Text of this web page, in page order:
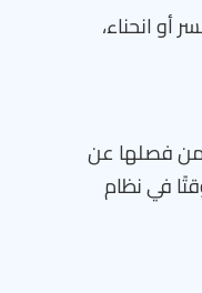
أو انحناء،
من فصلها عن
في نظام